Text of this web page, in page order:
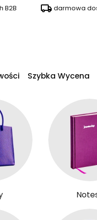
B2B darmowa
Szybka Wycena